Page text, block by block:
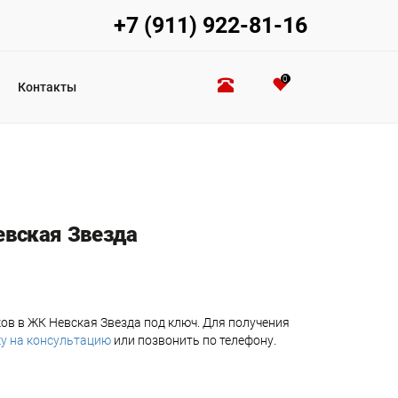
+7 (911) 922-81-16
Контакты
0
Звезда
в ЖК Невская Звезда под ключ. Для получения
на консультациюили позвонить по телефону.